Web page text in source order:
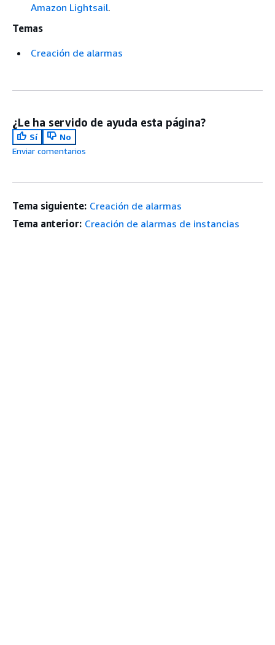
Amazon Lightsail.
Temas
Creación de alarmas
¿Le ha servido de ayuda esta página?
Sí
No
Enviar comentarios
Tema siguiente: Creación de alarmas
Tema anterior: Creación de alarmas de instancias